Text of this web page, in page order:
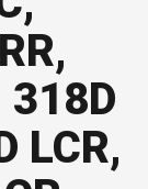
318D
LCR,